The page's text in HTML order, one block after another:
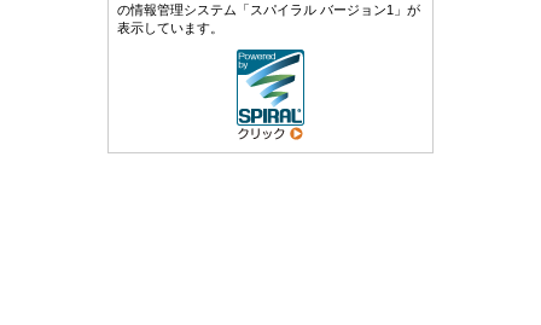
の情報管理システム「スパイラル バージョン1」が
表示しています。